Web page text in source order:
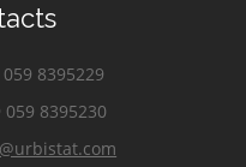
8395229
8395230